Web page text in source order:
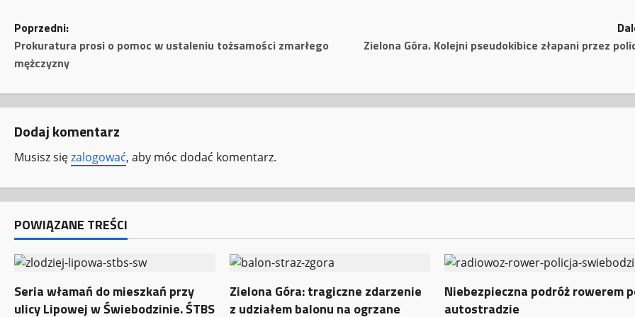
Z
o
b
a
c
z
w
p
i
s
Poprzedni:
Prokuratura prosi o pomoc w ustaleniu tożsamości zmarłego
mężczyzny
Zielona Góra. Kolejni pseudokibice złapani przez
Dodaj komentarz
Musisz sięzalogować, aby móc dodać komentarz.
POWIĄZANE TREŚCI
Seria włamań do mieszkań przy
ulicy Lipowej w Świebodzinie. ŚTBS
Zielona Góra: tragiczne zdarzenie
z udziałem balonu na ogrzane
Niebezpieczna podróż rowerem
autostradzie